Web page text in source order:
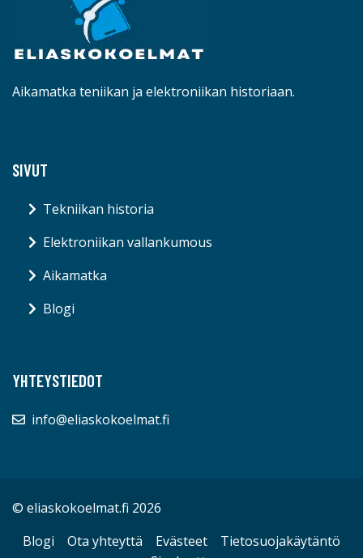
Aikamatka teniikan ja elektroniikan historiaan.
SIVUT
Tekniikan historia
Elektroniikan vallankumous
Aikamatka
Blogi
YHTEYSTIEDOT
info@eliaskokoelmat.fi
© eliaskokoelmat.fi 2026
Blogi
Ota yhteyttä Evästeet
Tietosuojakäytäntö